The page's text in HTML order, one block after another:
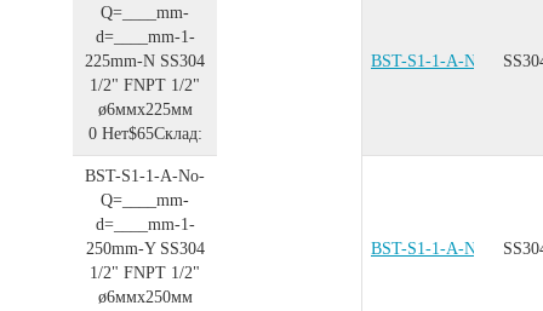
Q=____mm-
d=____mm-1-
225mm-N SS304
1/2" FNPT 1/2"
ø6ммx225мм
0Нет$65Склад:
BST-S1-1-A-No-
BST-S1-1-A-No-
Q=____mm-
d=____mm-1-
250mm-YSS304
1/2" FNPT 1/2"
ø6ммx250мм
BST-S1-1-A-No-